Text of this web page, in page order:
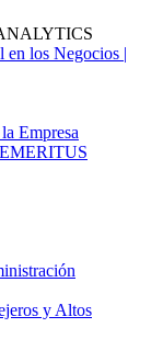
los Negocios |
Empresa
EMERITUS
y Altos